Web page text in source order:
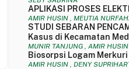
APLIKASI PROSES
AMIR HUSIN , MEUTIA
STUDI SEBARAN
Kasus di Kecamatan
MUNIR TANJUNG , AMIR
Biosorpsi Logam
AMIR HUSIN , DENY